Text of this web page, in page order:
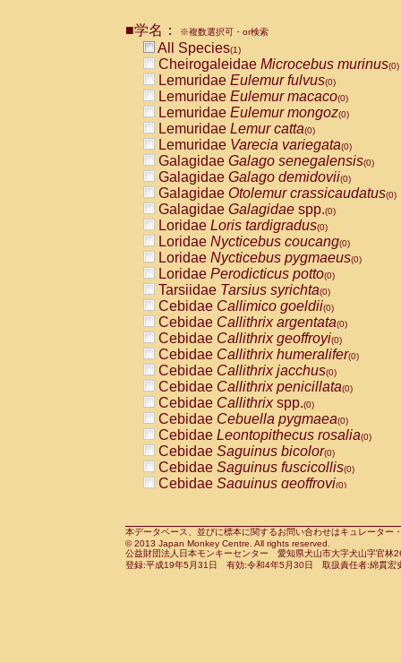
CebidaeCebus nigrivittatus
CebidaeCebus
CebidaeSaimiri boliviensis(0)
CebidaeSaimiri sciureus(0)
AtelidaeAlouatta caraya(0)
AtelidaeAlouatta fusca(0)
AtelidaeAlouatta seniculus
AtelidaeAlouattaspp.(0)
AtelidaeAteles belzebuth(0)
AtelidaeAteles geoffroyi(0)
AtelidaeAteles paniscus(0)
AtelidaeAtelesspp.(0)
Atelidae Lagothrix lagothricha
AtelidaeLagothrix lagothricha cana
PitheciidaeCacajao calvus
PitheciidaeCallicebus cupreus
PitheciidaeCallicebus donacophilus
PitheciidaeCallicebus moloch
PitheciidaeCallicebus torquatus
PitheciidaeCallicebusspp.(0)
PitheciidaeChiropotes satanas(0)
PitheciidaePithecia monachus
PitheciidaePithecia pithecia(0)
CercopithecidaeCercocebus agilis
CercopithecidaeCercocebus
CercopithecidaeCercocebus
CercopithecidaeCercocebus
CercopithecidaeCercocebus
CercopithecidaeCercocebushybrid
CercopithecidaePapio anubis(0)
CercopithecidaePapio cynocephalus
CercopithecidaePapio hamadryas(0)
■学名： ※複数選択可・or検索
All Species(1)
Cheirogaleidae Microcebus murinus(0)
Lemuridae Eulemur fulvus(0)
Lemuridae Eulemur macaco(0)
Lemuridae Eulemur mongoz(0)
Lemuridae Lemur catta(0)
Lemuridae Varecia variegata(0)
Galagidae Galago senegalensis(0)
Galagidae Galago demidovii(0)
Galagidae Otolemur crassicaudatus(0)
Galagidae Galagidae spp.(0)
Loridae Loris tardigradus(0)
Loridae Nycticebus coucang(0)
Loridae Nycticebus pygmaeus(0)
Loridae Perodicticus potto(0)
Tarsiidae Tarsius syrichta(0)
Cebidae Callimico goeldii(0)
Cebidae Callithrix argentata(0)
Cebidae Callithrix geoffroyi(0)
Cebidae Callithrix humeralifer(0)
Cebidae Callithrix jacchus(0)
Cebidae Callithrix penicillata(0)
Cebidae Callithrixspp.(0)
Cebidae Cebuella pygmaea(0)
Cebidae Leontopithecus rosalia(0)
Cebidae Saguinus bicolor(0)
Cebidae Saguinus fuscicollis(0)
Cebidae Saguinus geoffroyi(0)
CebidaeSaguinus leucopus(0)
CebidaeSaguinus midas(0)
Cebidae Saguinus mystax(0)
本データベース、並びに標本に関するお問い合わせはキュレータ
© 2013 Japan Monkey Centre. All rights reserved.
公益財団法人日本モンキーセンター 愛知県犬山市大字犬山字官
登録:平成19年5月31日 有効:令和4年5月30日 取扱責任者:綿貫宏